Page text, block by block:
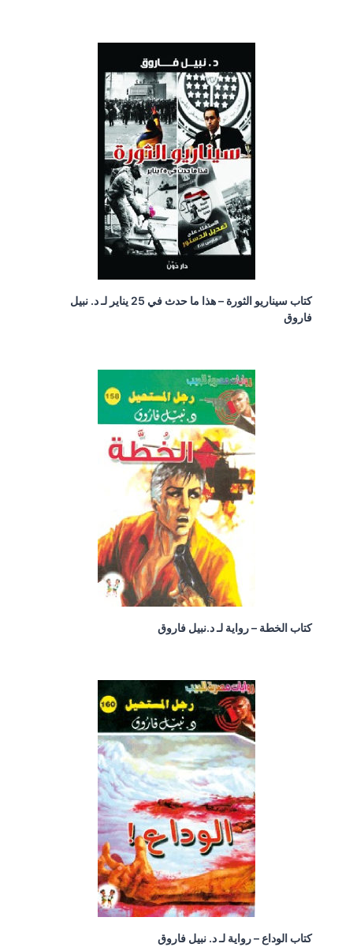
كتاب سيناريو الثورة – هذا ما حدث في 25 يناير لـ د. نبيل
فاروق
كتاب الخطة – رواية لـ د.نبيل فاروق
كتاب الوداع – رواية لـ د. نبيل فاروق